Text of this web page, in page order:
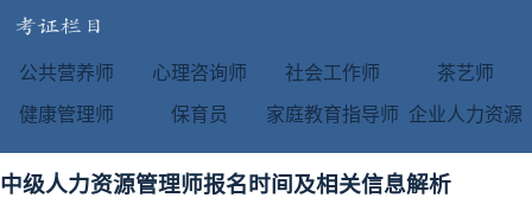
公共营养师 心理咨询师 社会工作师 茶艺师
健康管理师 保育员 家庭教育指导师 企业人力资源
中级人力资源管理师报名时间及相关信息解析